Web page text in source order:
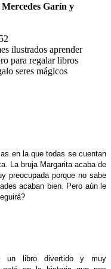
Garín y
ilustrados aprender
para regalarlibros
seres mágicos
en la que todas se cuentan
La bruja Margarita acaba de
preocupada porque no sabe
acaban bien. Pero aún le
un libro divertido y muy